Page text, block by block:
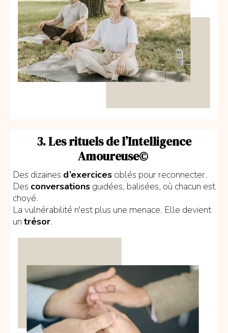
3. Les rituels de l’Intelligence
Amoureuse©
Des dizaines d’exercices ciblés pour reconnecter.
Des conversations guidées, balisées, où chacun est
choyé.
La vulnérabilité n'est plus une menace. Elle devient
un trésor.